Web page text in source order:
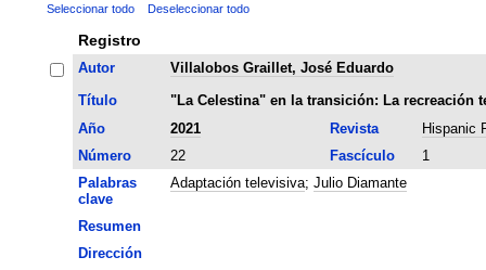
Seleccionar todo Deseleccionar todo
Registro
Autor
Villalobos Graillet, José Eduardo
Título
"La Celestina" en la transición: La recreación
Año
2021 Revista
Hispanic
Número
22 Fascículo
1
Palabras
clave
Adaptación televisiva; Julio Diamante
Resumen
Dirección